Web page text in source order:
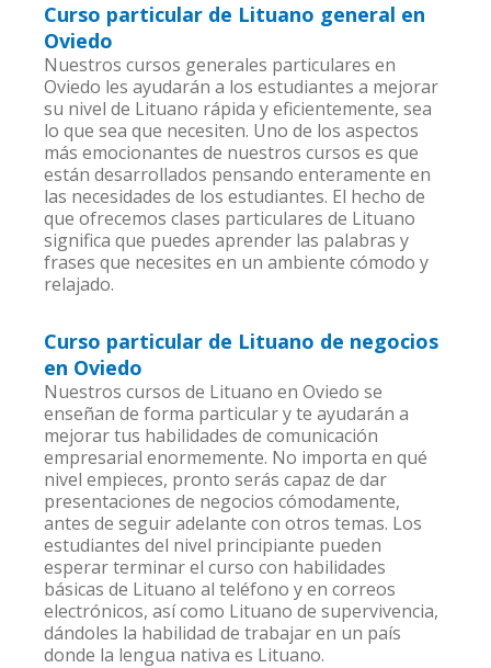
Curso particular de Lituano general en
Oviedo
Nuestros cursos generales particulares en
Oviedo les ayudarán a los estudiantes a mejorar
su nivel de Lituano rápida y eficientemente, sea
lo que sea que necesiten. Uno de los aspectos
más emocionantes de nuestros cursos es que
están desarrollados pensando enteramente en
las necesidades de los estudiantes. El hecho de
que ofrecemos clases particulares de Lituano
significa que puedes aprender las palabras y
frases que necesites en un ambiente cómodo y
relajado.
Curso particular de Lituano de negocios
en Oviedo
Nuestros cursos de Lituano en Oviedo se
enseñan de forma particular y te ayudarán a
mejorar tus habilidades de comunicación
empresarial enormemente. No importa en qué
nivel empieces, pronto serás capaz de dar
presentaciones de negocios cómodamente,
antes de seguir adelante con otros temas. Los
estudiantes del nivel principiante pueden
esperar terminar el curso con habilidades
básicas de Lituano al teléfono y en correos
electrónicos, así como Lituano de supervivencia,
dándoles la habilidad de trabajar en un país
donde la lengua nativa es Lituano.